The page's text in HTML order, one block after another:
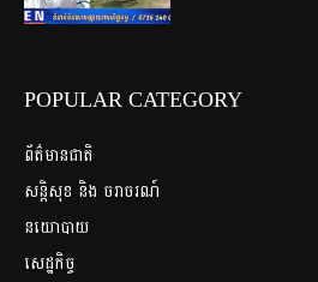
POPULAR CATEGORY
ព័ត៌មានជាតិ
សន្តិសុខ និង ចរាចរណ៍
នយោបាយ
សេដ្ឋកិច្ច